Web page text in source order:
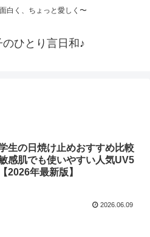
白く、ちょっと愛しく〜
ひとり言日和♪
生の日焼け止めおすすめ比較
敏感肌でも使いやすい人気UV5
2026年最新版】
2026.06.09